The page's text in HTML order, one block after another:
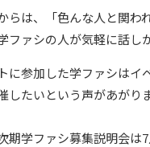
らは、「色んな人と関わ
ファシの人が気軽に話し
に参加した学ファシはイ
したいという声があがり
期学ファシ募集説明会は